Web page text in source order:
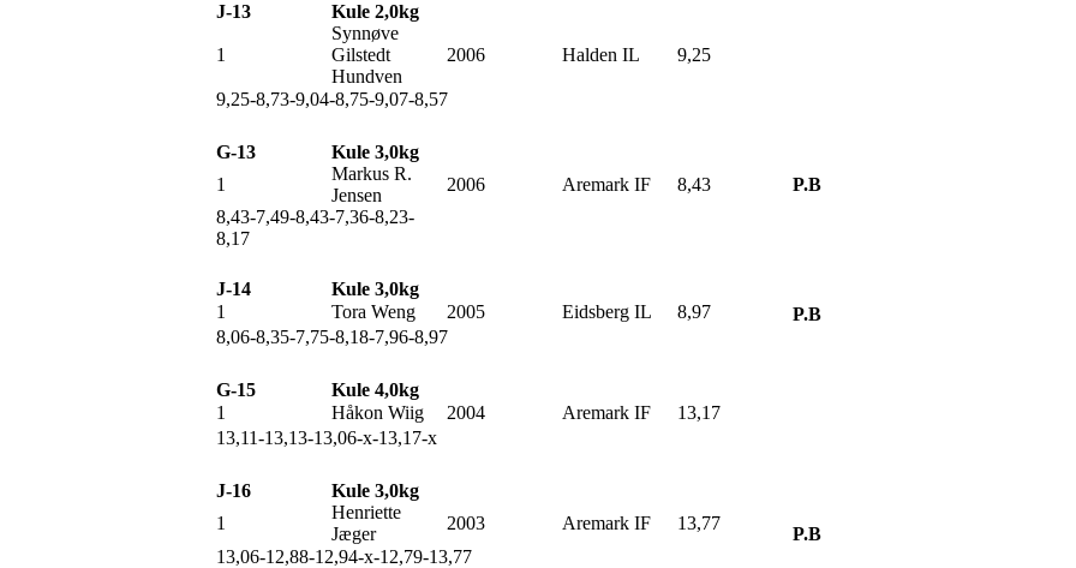
J-13 Kule 2,0kg
1
Synnøve
Gilstedt
Hundven
2006 Halden IL 9,25
9,25-8,73-9,04-8,75-9,07-8,57
G-13
Kule 3,0kg
1
Markus R.
Jensen
2006 Aremark IF 8,43
P.B
8,43-7,49-8,43-7,36-8,23-
8,17
J-14
Kule 3,0kg
1
Tora Weng 2005 Eidsberg IL 8,97
P.B
8,06-8,35-7,75-8,18-7,96-8,97
G-15
Kule 4,0kg
1
Håkon Wiig 2004 Aremark IF
13,17
13,11-13,13-13,06-x-13,17-x
J-16
Kule 3,0kg
1
Henriette
Jæger
2003 Aremark IF 13,77
P.B
13,06-12,88-12,94-x-12,79-13,77